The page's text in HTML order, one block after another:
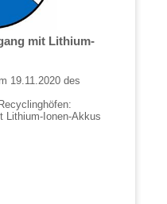
mit Lithium-
19.11.2020 des
Lithium-Ionen-Akkus